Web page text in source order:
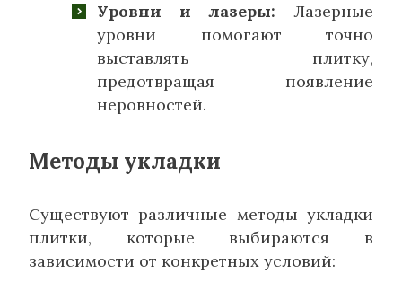
Уровни и лазеры: Лазерные
уровни помогают точно
выставлять плитку,
предотвращая появление
неровностей.
Методы укладки
Существуют различные методы укладки
плитки, которые выбираются в
зависимости от конкретных условий: